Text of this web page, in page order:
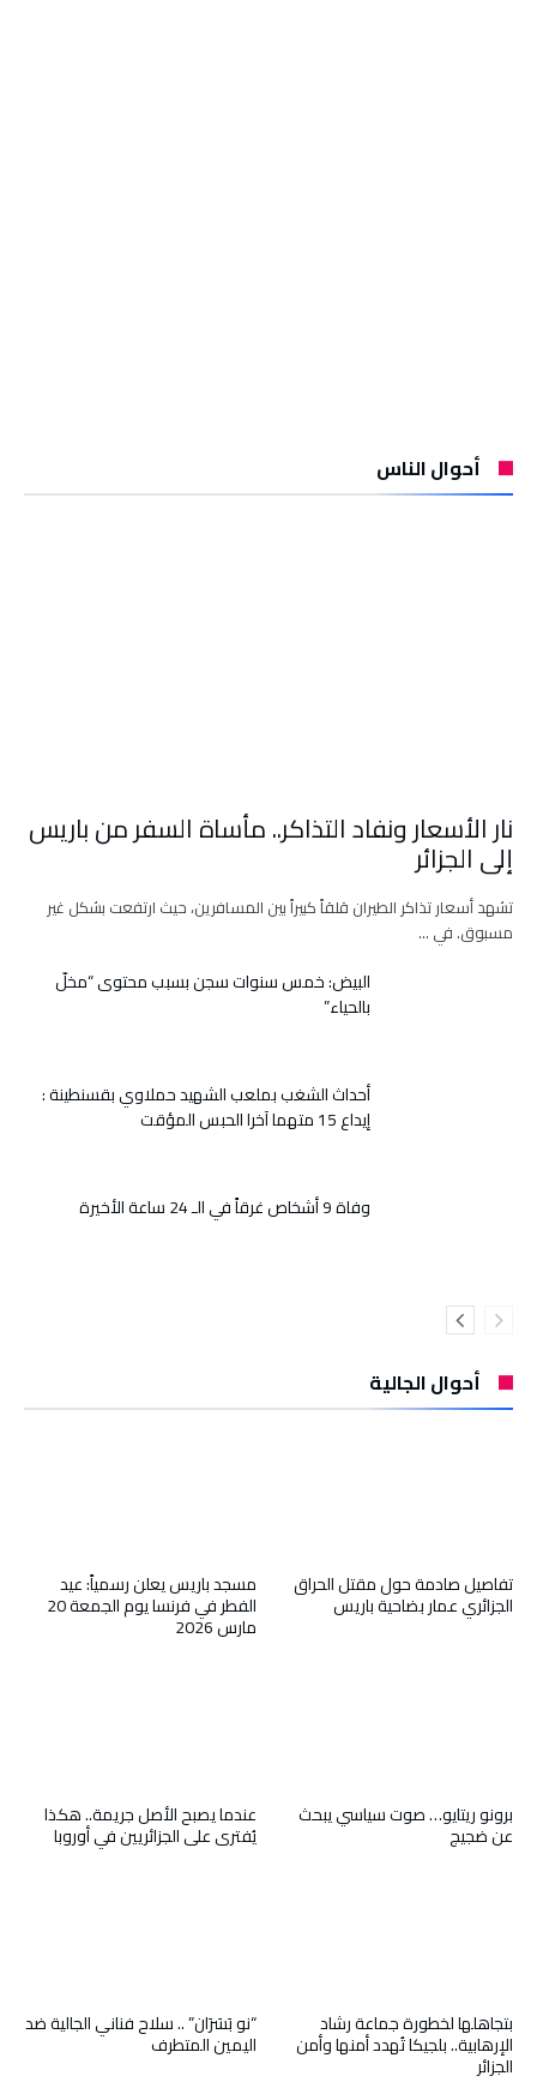
أحوال الناس
نار الأسعار ونفاد التذاكر.. مأساة السفر من باريس
إلى الجزائر
تشهد أسعار تذاكر الطيران قلقاً كبيراً بين المسافرين، حيث ارتفعت بشكل غير
مسبوق. في …
البيض: خمس سنوات سجن بسبب محتوى “مخلّ
بالحياء”
أحداث الشغب بملعب الشهيد حملاوي بقسنطينة :
إيداع 15 متهما آخرا الحبس المؤقت
وفاة 9 أشخاص غرقاً في الـ 24 ساعة الأخيرة
أحوال الجالية
مسجد باريس يعلن رسمياً: عيد
الفطر في فرنسا يوم الجمعة 20
مارس 2026
تفاصيل صادمة حول مقتل الحراق
الجزائري عمار بضاحية باريس
عندما يصبح الأصل جريمة.. هكذا
يُفترى على الجزائريين في أوروبا
برونو ريتايو… صوت سياسي يبحث
عن ضجيج
“نو بَسَرَان” .. سلاح فناني الجالية ضد
اليمين المتطرف
بتجاهلها لخطورة جماعة رشاد
الإرهابية.. بلجيكا تُهدد أمنها وأمن
الجزائر